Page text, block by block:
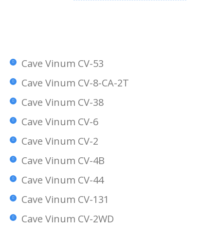
Cave Vinum CV-53
Cave Vinum CV-8-CA-2T
Cave Vinum CV-38
Cave Vinum CV-6
Cave Vinum CV-2
Cave Vinum CV-4B
Cave Vinum CV-44
Cave Vinum CV-131
Cave Vinum CV-2WD